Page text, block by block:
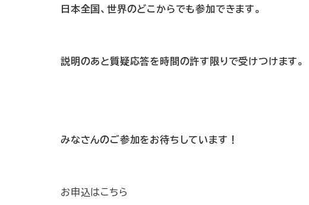
日本全国、世界のどこからでも参加できます。
説明のあと質疑応答を時間の許す限りで受けつけます。
みなさんのご参加をお待ちしています！
お申込はこちら